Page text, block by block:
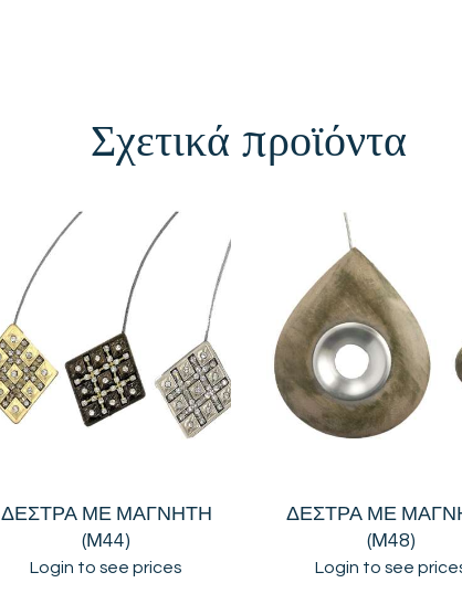
Σχετικά προϊόντα
ΔΕΣΤΡΑ ΜΕ ΜΑΓΝΗΤΗ
(Μ44)
Login to see prices
ΔΕΣΤΡΑ ΜΕ
(Μ48)
Login to see